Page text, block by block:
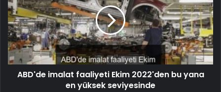
ABD'de imalat faaliyeti Ekim 2022'den bu yana
en yüksek seviyesinde